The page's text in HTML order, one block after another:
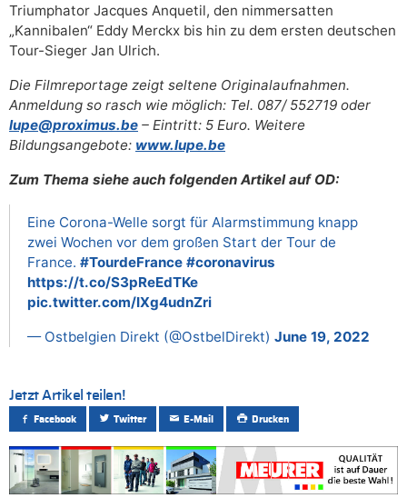
Triumphator Jacques Anquetil, den nimmersatten
„Kannibalen“ Eddy Merckx bis hin zu dem ersten deutschen
Tour-Sieger Jan Ulrich.
Die Filmreportage zeigt seltene Originalaufnahmen.
Anmeldung so rasch wie möglich: Tel. 087/ 552719 oder
lupe@proximus.be – Eintritt: 5 Euro. Weitere
Bildungsangebote: www.lupe.be
Zum Thema siehe auch folgenden Artikel auf OD:
Eine Corona-Welle sorgt für Alarmstimmung knapp
zwei Wochen vor dem großen Start der Tour de
France. #TourdeFrance #coronavirus
https://t.co/S3pReEdTKe
pic.twitter.com/IXg4udnZri
— Ostbelgien Direkt (@OstbelDirekt) June 19, 2022
Jetzt Artikel teilen!
Facebook Twitter E-Mail Drucken